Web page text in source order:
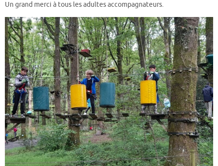
Un grand merci à tous les adultes accompagnateurs.